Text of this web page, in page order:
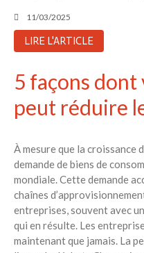
11/03/2025
LIRE L'ARTICLE
5 façons
peut réduire
À mesure que la croissance
demande de biens de
mondiale. Cette demande
chaînes
entreprises, souvent avec
qui en résulte. Les
maintenant que jamais. La